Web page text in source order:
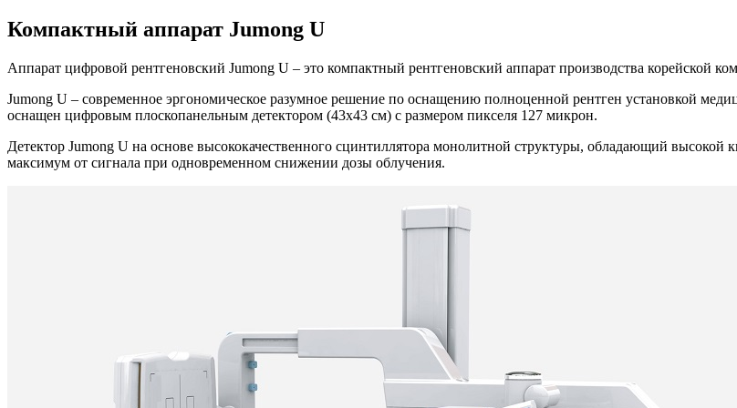
Компактный аппарат Jumong U
Аппарат цифровой рентгеновский Jumong U – это компактный рентгеновский аппарат производства корейской
Jumong U – современное эргономическое разумное решение по оснащению полноценной рентген установкой
оснащен цифровым плоскопанельным детектором (43х43 см) с размером пикселя 127 микрон.
Детектор Jumong U на основе высококачественного сцинтиллятора монолитной структуры, обладающий высокой
максимум от сигнала при одновременном снижении дозы облучения.